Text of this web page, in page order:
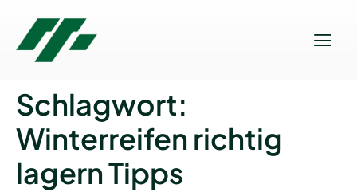
Schlagwort:
Winterreifen richtig
lagern Tipps